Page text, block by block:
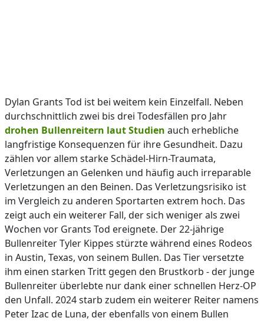
Dylan Grants Tod ist bei weitem kein Einzelfall. Neben
durchschnittlich zwei bis drei Todesfällen pro Jahr
drohen Bullenreitern laut Studien auch erhebliche
langfristige Konsequenzen für ihre Gesundheit. Dazu
zählen vor allem starke Schädel-Hirn-Traumata,
Verletzungen an Gelenken und häufig auch irreparable
Verletzungen an den Beinen. Das Verletzungsrisiko ist
im Vergleich zu anderen Sportarten extrem hoch. Das
zeigt auch ein weiterer Fall, der sich weniger als zwei
Wochen vor Grants Tod ereignete. Der 22-jährige
Bullenreiter Tyler Kippes stürzte während eines Rodeos
in Austin, Texas, von seinem Bullen. Das Tier versetzte
ihm einen starken Tritt gegen den Brustkorb - der junge
Bullenreiter überlebte nur dank einer schnellen Herz-OP
den Unfall. 2024 starb zudem ein weiterer Reiter namens
Peter Izac de Luna, der ebenfalls von einem Bullen